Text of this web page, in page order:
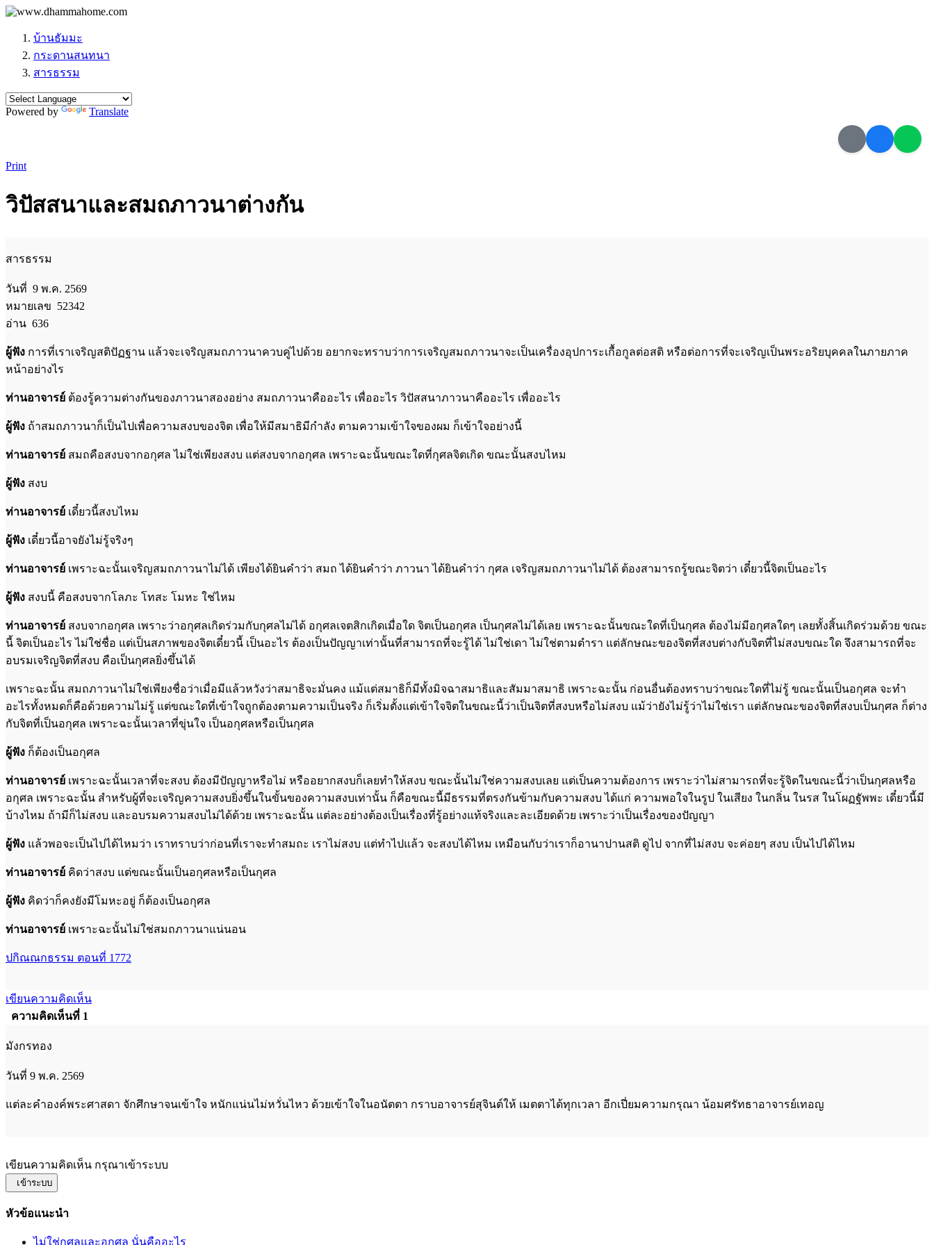
บ้านธัมมะ
กระดานสนทนา
สารธรรม
Powered by Translate
Print
วิปัสสนาและสมถภาวนาต่างกัน
สารธรรม
วันที่ 9 พ.ค. 2569
หมายเลข 52342
อ่าน 636
ผู้ฟัง การที่เราเจริญสติปัฏฐาน แล้วจะเจริญสมถภาวนาควบคู่ไปด้วย อยากจะทราบว่าการเจริญสมถภาวนาจะเป็นเครื่องอุปการะเกื้อกูลต่อสติ หรือต่อการที่จะเจริญเป็นพระอริยบุคคลในภายภาค
หน้าอย่างไร
ท่านอาจารย์ ต้องรู้ความต่างกันของภาวนาสองอย่าง สมถภาวนาคืออะไร เพื่ออะไร วิปัสสนาภาวนาคืออะไร เพื่ออะไร
ผู้ฟัง ถ้าสมถภาวนาก็เป็นไปเพื่อความสงบของจิต เพื่อให้มีสมาธิมีกำลัง ตามความเข้าใจของผม ก็เข้าใจอย่างนี้
ท่านอาจารย์ สมถคือสงบจากอกุศล ไม่ใช่เพียงสงบ แต่สงบจากอกุศล เพราะฉะนั้นขณะใดที่กุศลจิตเกิด ขณะนั้นสงบไหม
ผู้ฟัง สงบ
ท่านอาจารย์ เดี๋ยวนี้สงบไหม
ผู้ฟัง เดี๋ยวนี้อาจยังไม่รู้จริงๆ
ท่านอาจารย์ เพราะฉะนั้นเจริญสมถภาวนาไม่ได้ เพียงได้ยินคำว่า สมถ ได้ยินคำว่า ภาวนา ได้ยินคำว่า กุศล เจริญสมถภาวนาไม่ได้ ต้องสามารถรู้ขณะจิตว่า เดี๋ยวนี้จิตเป็นอะไร
ผู้ฟัง สงบนี้ คือสงบจากโลภะ โทสะ โมหะ ใช่ไหม
ท่านอาจารย์ สงบจากอกุศล เพราะว่าอกุศลเกิดร่วมกับกุศลไม่ได้ อกุศลเจตสิกเกิดเมื่อใด จิตเป็นอกุศล เป็นกุศลไม่ได้เลย เพราะฉะนั้นขณะใดที่เป็นกุศล ต้องไม่มีอกุศลใดๆ เลยทั้งสิ้นเกิดร่วมด้วย ขณะ
นี้ จิตเป็นอะไร ไม่ใช่ชื่อ แต่เป็นสภาพของจิตเดี๋ยวนี้ เป็นอะไร ต้องเป็นปัญญาเท่านั้นที่สามารถที่จะรู้ได้ ไม่ใช่เดา ไม่ใช่ตามตำรา แต่ลักษณะของจิตที่สงบต่างกับจิตที่ไม่สงบขณะใด จึงสามารถที่จะ
อบรมเจริญจิตที่สงบ คือเป็นกุศลยิ่งขึ้นได้
เพราะฉะนั้น สมถภาวนาไม่ใช่เพียงชื่อว่าเมื่อมีแล้วหวังว่าสมาธิจะมั่นคง แม้แต่สมาธิก็มีทั้งมิจฉาสมาธิและสัมมาสมาธิ เพราะฉะนั้น ก่อนอื่นต้องทราบว่าขณะใดที่ไม่รู้ ขณะนั้นเป็นอกุศล จะทำ
อะไรทั้งหมดก็คือด้วยความไม่รู้ แต่ขณะใดที่เข้าใจถูกต้องตามความเป็นจริง ก็เริ่มตั้งแต่เข้าใจจิตในขณะนี้ว่าเป็นจิตที่สงบหรือไม่สงบ แม้ว่ายังไม่รู้ว่าไม่ใช่เรา แต่ลักษณะของจิตที่สงบเป็นกุศล ก็ต่าง
กับจิตที่เป็นอกุศล เพราะฉะนั้นเวลาที่ขุ่นใจ เป็นอกุศลหรือเป็นกุศล
ผู้ฟัง ก็ต้องเป็นอกุศล
ท่านอาจารย์ เพราะฉะนั้นเวลาที่จะสงบ ต้องมีปัญญาหรือไม่ หรืออยากสงบก็เลยทำให้สงบ ขณะนั้นไม่ใช่ความสงบเลย แต่เป็นความต้องการ เพราะว่าไม่สามารถที่จะรู้จิตในขณะนี้ว่าเป็นกุศลหรือ
อกุศล เพราะฉะนั้น สำหรับผู้ที่จะเจริญความสงบยิ่งขึ้นในขั้นของความสงบเท่านั้น ก็คือขณะนี้มีธรรมที่ตรงกันข้ามกับความสงบ ได้แก่ ความพอใจในรูป ในเสียง ในกลิ่น ในรส ในโผฏฐัพพะ เดี๋ยวนี้มี
บ้างไหม ถ้ามีก็ไม่สงบ และอบรมความสงบไม่ได้ด้วย เพราะฉะนั้น แต่ละอย่างต้องเป็นเรื่องที่รู้อย่างแท้จริงและละเอียดด้วย เพราะว่าเป็นเรื่องของปัญญา
ผู้ฟัง แล้วพอจะเป็นไปได้ไหมว่า เราทราบว่าก่อนที่เราจะทำสมถะ เราไม่สงบ แต่ทำไปแล้ว จะสงบได้ไหม เหมือนกับว่าเราก็อานาปานสติ ดูไป จากที่ไม่สงบ จะค่อยๆ สงบ เป็นไปได้ไหม
ท่านอาจารย์ คิดว่าสงบ แต่ขณะนั้นเป็นอกุศลหรือเป็นกุศล
ผู้ฟัง คิดว่าก็คงยังมีโมหะอยู่ ก็ต้องเป็นอกุศล
ท่านอาจารย์ เพราะฉะนั้นไม่ใช่สมถภาวนาแน่นอน
ปกิณณกธรรม ตอนที่ 1772
เขียนความคิดเห็น
ความคิดเห็นที่ 1
มังกรทอง
วันที่ 9 พ.ค. 2569
แต่ละคำองค์พระศาสดา จักศึกษาจนเข้าใจ หนักแน่นไม่หวั่นไหว ด้วยเข้าใจในอนัตตา กราบอาจารย์สุจินต์ให้ เมตตาได้ทุกเวลา อีกเปี่ยมความกรุณา น้อมศรัทธาอาจารย์เทอญ
เขียนความคิดเห็น กรุณาเข้าระบบ
เข้าระบบ
หัวข้อแนะนำ
ไม่ใช่กุศลและอกุศล นั่นคืออะไร